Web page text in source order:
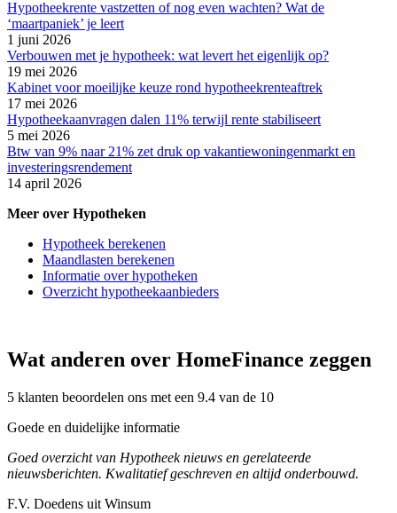
Hypotheekrente vastzetten of nog even wachten? Wat de
‘maartpaniek’ je leert
1 juni 2026
Verbouwen met je hypotheek: wat levert het eigenlijk op?
19 mei 2026
Kabinet voor moeilijke keuze rond hypotheekrenteaftrek
17 mei 2026
Hypotheekaanvragen dalen 11% terwijl rente stabiliseert
5 mei 2026
Btw van 9% naar 21% zet druk op vakantiewoningenmarkt en
investeringsrendement
14 april 2026
Meer over Hypotheken
Hypotheek berekenen
Maandlasten berekenen
Informatie over hypotheken
Overzicht hypotheekaanbieders
Wat anderen over HomeFinance zeggen
5 klanten beoordelen ons met een 9.4 van de 10
Goede en duidelijke informatie
Goed overzicht van Hypotheek nieuws en gerelateerde
nieuwsberichten. Kwalitatief geschreven en altijd onderbouwd.
F.V. Doedens uit Winsum